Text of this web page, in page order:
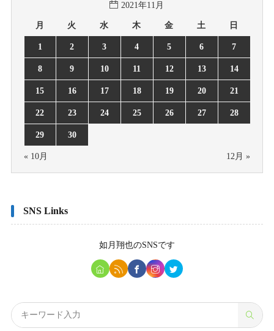
2021年11月
月 火 水 木 金 土 日
1 2 3 4 5 6 7
8 9 10 11 12 13 14
15 16 17 18 19 20 21
22 23 24 25 26 27 28
29 30
« 10月 12月 »
SNS Links
如月翔也のSNSです